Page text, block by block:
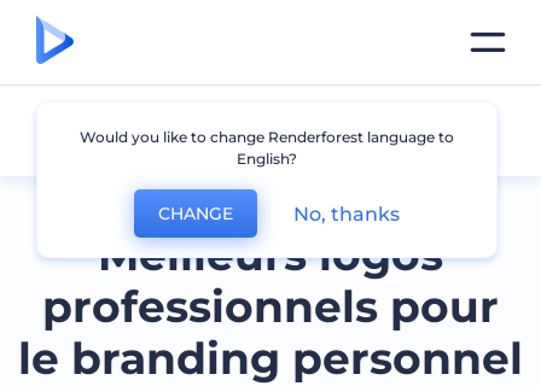
Meilleurs logos
professionnels pour
le branding personnel
Prefession
Would you like to change Renderforest language to
English?
CHANGE No, thanks